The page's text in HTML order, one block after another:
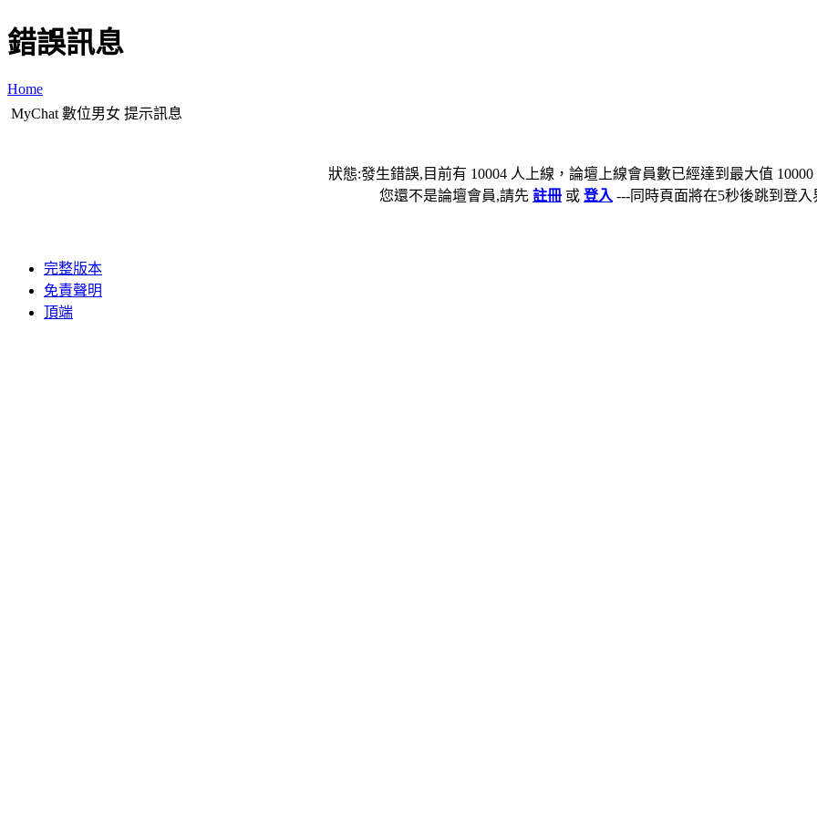
錯誤訊息
Home
MyChat 數位男女 提示訊息
狀態:發生錯誤,目前有 10004 人上線，論壇上線會員數已經達到最大值
您還不是論壇會員,請先 註冊 或 登入 ---同時頁面將在5秒後跳到登入
完整版本
免責聲明
頂端